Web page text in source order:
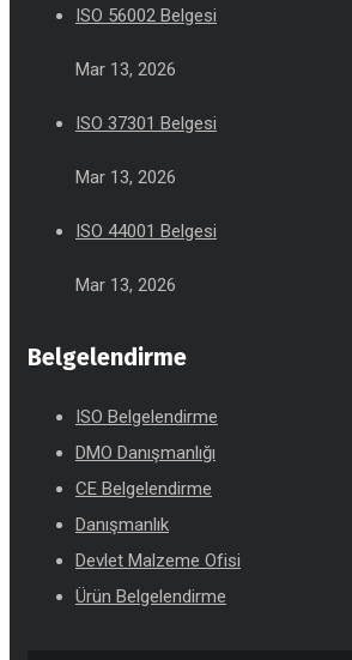
ISO 56002 Belgesi
Mar 13, 2026
ISO 37301 Belgesi
Mar 13, 2026
ISO 44001 Belgesi
Mar 13, 2026
Belgelendirme
ISO Belgelendirme
DMO Danışmanlığı
CE Belgelendirme
Danışmanlık
Devlet Malzeme Ofisi
Ürün Belgelendirme